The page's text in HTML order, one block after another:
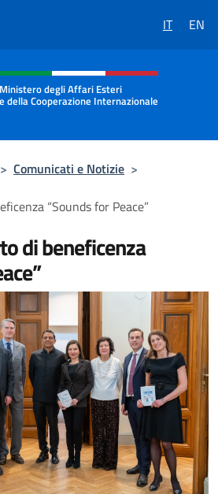
IT EN
social e menù
Ministero degli Affari Esteri
e della Cooperazione Internazionale
> Comunicati e Notizie >
“Sounds for Peace”
di beneficenza